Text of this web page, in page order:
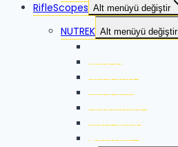
RifleScopes Alt menüyü değiştir
NUTREK Alt menüyü değiştir
Marksman
Black Iron
Black Iron ES
Coppertag
Silver Mark
Auromac